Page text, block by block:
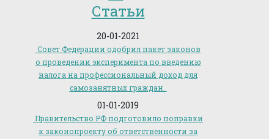
Статьи
20-01-2021
Совет Федерации одобрил пакет законов
о проведении эксперимента по введению
налога на профессиональный доход для
самозанятных граждан.
01-01-2019
Правительство РФ подготовило поправки
к законопроекту об ответственности за